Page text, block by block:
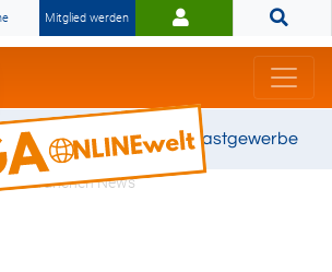
Mitglied werden
stark für das Gastgewerbe
Branchen News